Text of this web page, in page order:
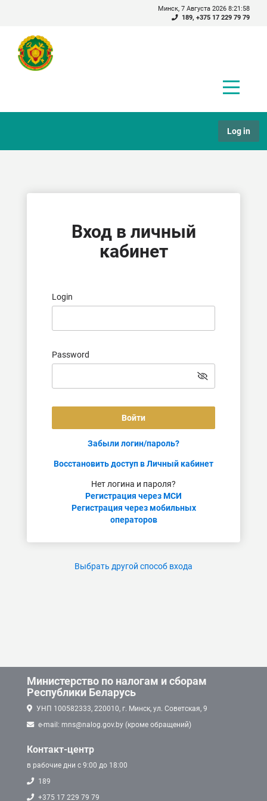
Минск, 7 Августа 2026 8:21:59
189, +375 17 229 79 79
Log in
Вход в личный
кабинет
Login
Password
Войти
Забыли логин/пароль?
Восстановить доступ в Личный кабинет
Нет логина и пароля?
Регистрация через МСИ
Регистрация через мобильных
операторов
Выбрать другой способ входа
Министерство по налогам и сборам
Республики Беларусь
УНП 100582333, 220010, г. Минск, ул. Советская, 9
e-mail: mns@nalog.gov.by (кроме обращений)
Контакт-центр
в рабочие дни с 9:00 до 18:00
189
+375 17 229 79 79